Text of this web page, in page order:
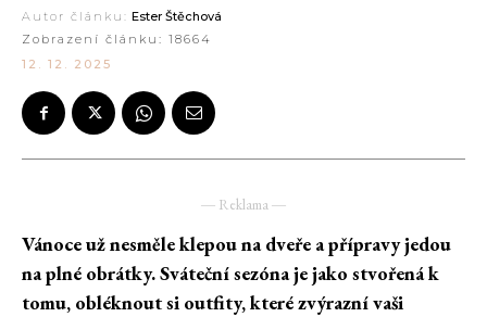
Autor článku: Ester Štěchová
Zobrazení článku: 18664
12. 12. 2025
― Reklama ―
Vánoce už nesměle klepou na dveře a přípravy jedou
na plné obrátky. Sváteční sezóna je jako stvořená k
tomu, obléknout si outfity, které zvýrazní vaši